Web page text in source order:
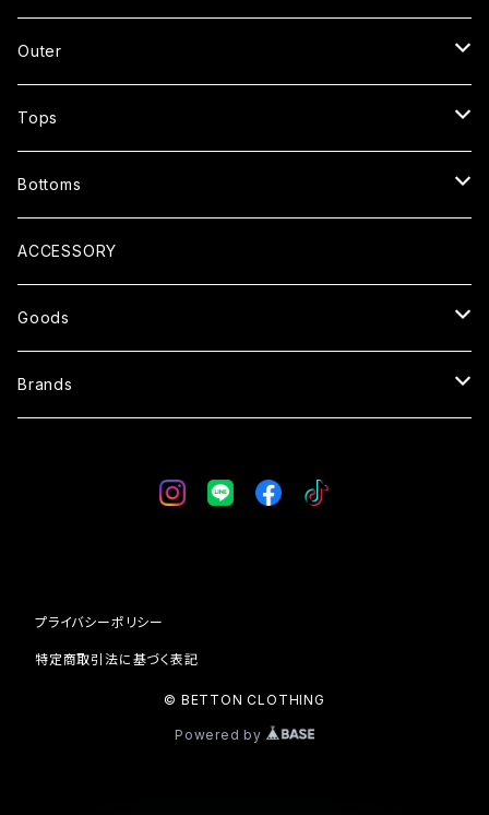
Outer
JACKET
CARDIGAN
COAT
Tops
T-SHIRTS
SHIRTS
SWEATER
SWEAT
Bottoms
PANTS
SHORTS
OVERALL
ACCESSORY
Goods
SUNGLASSES
WALLET
Brands
DRESS HIPPY
プライバシーポリシー
特定商取引法に基づく表記
© BETTON CLOTHING
Powered by